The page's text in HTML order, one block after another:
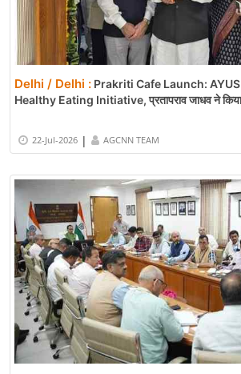
Delhi / Delhi : Prakriti Cafe Launch:
Healthy Eating Initiative, प्रतापराव जाधव ने
22-Jul-2026 | AGCNN TEAM